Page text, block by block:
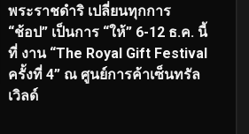
พระราชดำริ เปลี่ยนทุกการ
“ช้อป” เป็นการ “ให้” 6-12 ธ.ค. นี้
ที่ งาน “The Royal Gift Festival
ครั้งที่ 4” ณ ศูนย์การค้าเซ็นทรัล
เวิลด์